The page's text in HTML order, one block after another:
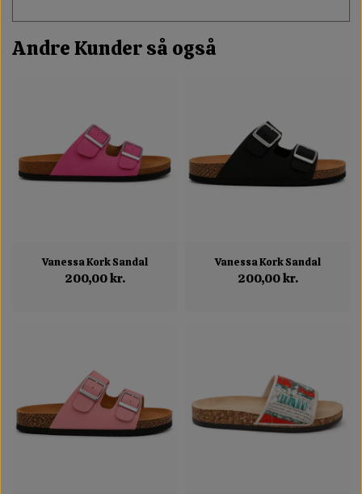
Andre Kunder så også
Vanessa Kork Sandal
200,00 kr.
Vanessa Kork Sandal
200,00 kr.